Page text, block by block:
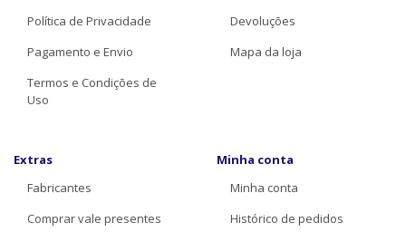
Política de Privacidade
Pagamento e Envio
Termos e Condições de
Uso
Devoluções
Mapa da loja
Extras
Fabricantes
Comprar vale presentes
Minha conta
Minha conta
Histórico de pedidos